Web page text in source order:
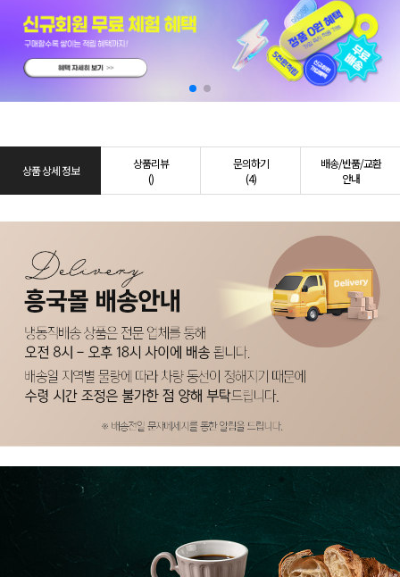
상품 상세 정보
상품리뷰
()
문의하기
(4)
배송/반품/교환
안내